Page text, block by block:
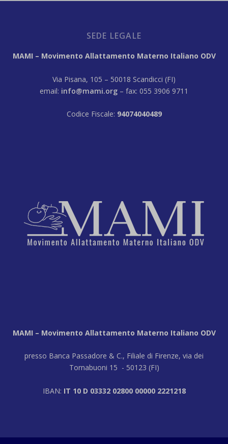
SEDE LEGALE
MAMI – Movimento Allattamento Materno Italiano ODV
Via Pisana, 105 – 50018 Scandicci (FI)
email: info@mami.org – fax: 055 3906 9711
Codice Fiscale: 94074040489
MAMI – Movimento Allattamento Materno Italiano ODV
presso Banca Passadore & C., Filiale di Firenze, via dei
Tornabuoni 15 - 50123 (FI)
IBAN: IT 10 D 03332 02800 00000 2221218